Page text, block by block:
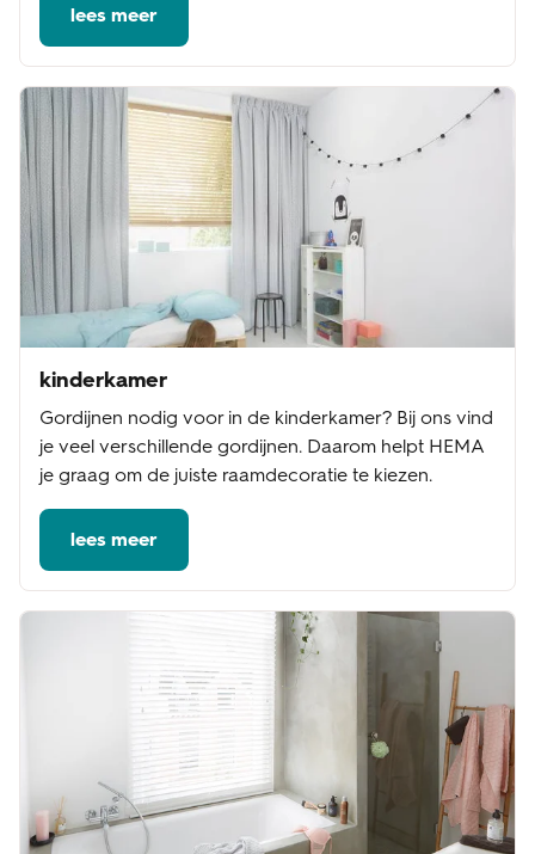
lees meer
kinderkamer
Gordijnen nodig voor in de kinderkamer? Bij ons vind
je veel verschillende gordijnen. Daarom helpt HEMA
je graag om de juiste raamdecoratie te kiezen.
lees meer